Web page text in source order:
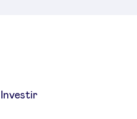
Investir